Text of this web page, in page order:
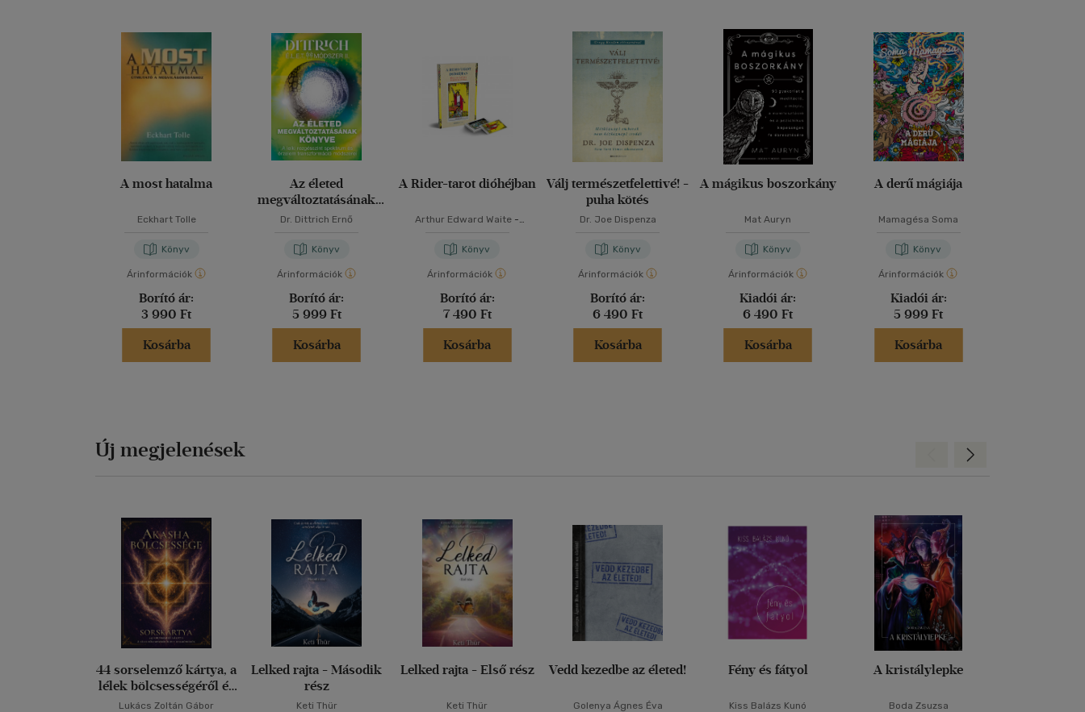
A most hatalma
Eckhart Tolle
Könyv
Árinformációk
Borító ár:
3 990 Ft
Kosárba
Az életed
megváltoztatásának
könyve
Dr. Dittrich Ernő
Könyv
Árinformációk
Borító ár:
5 999 Ft
Kosárba
A Rider-tarot dióhéjban
Arthur Edward Waite -
Könyv
Árinformációk
Borító ár:
7 490 Ft
Kosárba
Válj természetfelettivé! -
puha kötés
Dr. Joe Dispenza
Könyv
Árinformációk
Borító ár:
6 490 Ft
Kosárba
A mágikus boszorkány
Mat Auryn
Könyv
Árinformációk
Kiadói ár:
6 490 Ft
Kosárba
A derű mágiája
Mamagésa Soma
Könyv
Árinformációk
Kiadói ár:
5 999 Ft
Kosárba
Új megjelenések
44 sorselemző kártya, a
lélek bölcsességéről és
a harmóniáról
Lukács Zoltán Gábor
Lelked rajta - Második
rész
Keti Thür
Lelked rajta - Első rész
Keti Thür
Vedd kezedbe az életed!
Golenya Ágnes Éva
Fény és fátyol
Kiss Balázs Kunó
A kristálylepke
Boda Zsuzsa
Előre